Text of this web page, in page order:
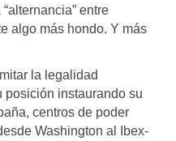
entre
algo más hondo. Y más
la legalidad
posición instaurando su
centros de poder
Washington al Ibex-